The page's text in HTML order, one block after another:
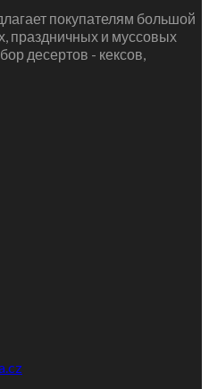
покупателям большой
праздничных и муссовых
десертов - кексов,